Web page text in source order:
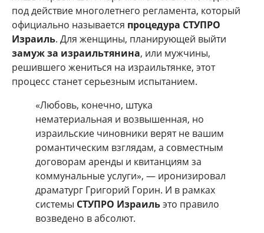
под действие многолетнего регламента, который
официально называется процедура СТУПРО
Израиль. Для женщины, планирующей выйти
замуж за израильтянина, или мужчины,
решившего жениться на израильтянке, этот
процесс станет серьезным испытанием.
«Любовь, конечно, штука
нематериальная и возвышенная, но
израильские чиновники верят не вашим
романтическим взглядам, а совместным
договорам аренды и квитанциям за
коммунальные услуги», — иронизировал
драматург Григорий Горин. И в рамках
системы СТУПРО Израильэто правило
возведено в абсолют.